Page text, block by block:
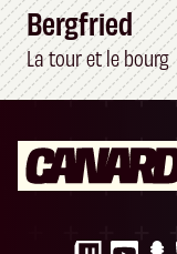
Bergfried
La tour et le bourg